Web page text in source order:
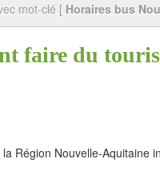
mot-clé [ Horaires bus
faire du
Région Nouvelle-